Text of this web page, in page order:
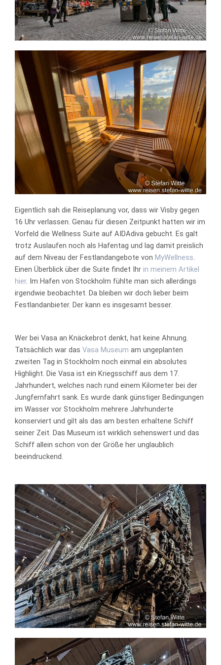
Eigentlich sah die Reiseplanung vor, dass wir Visby gegen
16 Uhr verlassen. Genau für diesen Zeitpunkt hatten wir im
Vorfeld die Wellness Suite auf AIDAdiva gebucht. Es galt
trotz Auslaufen noch als Hafentag und lag damit preislich
auf dem Niveau der Festlandangebote von MyWellness.
Einen Überblick über die Suite findet Ihr in meinem Artikel
hier. Im Hafen von Stockholm fühlte man sich allerdings
irgendwie beobachtet. Da bleiben wir doch lieber beim
Festlandanbieter. Der kann es insgesamt besser.
Wer bei Vasa an Knäckebrot denkt, hat keine Ahnung.
Tatsächlich war das Vasa Museum am ungeplanten
zweiten Tag in Stockholm noch einmal ein absolutes
Highlight. Die Vasa ist ein Kriegsschiff aus dem 17.
Jahrhundert, welches nach rund einem Kilometer bei der
Jungfernfahrt sank. Es wurde dank günstiger Bedingungen
im Wasser vor Stockholm mehrere Jahrhunderte
konserviert und gilt als das am besten erhaltene Schiff
seiner Zeit. Das Museum ist wirklich sehenswert und das
Schiff allein schon von der Größe her unglaublich
beeindruckend.